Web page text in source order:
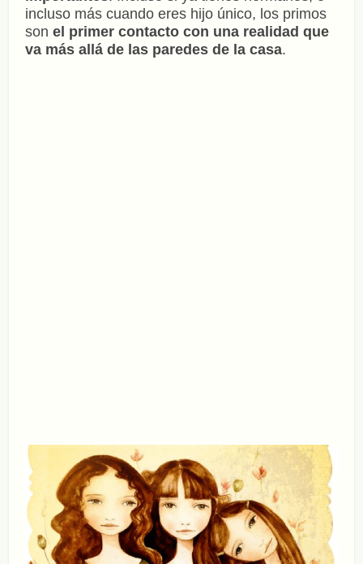
incluso más cuando eres hijo único, los primos
sonel primer contacto con una realidad que
va más allá de las paredes de la casa.